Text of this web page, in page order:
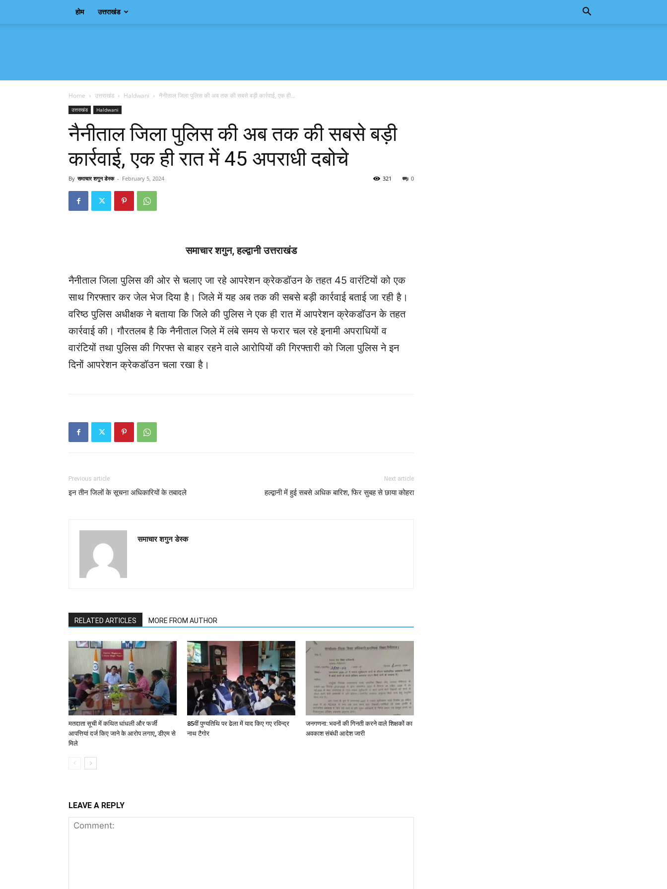
होम उत्तराखंड
Home उत्तराखंड Haldwani नैनीताल जिला पुलिस की अब तक की सबसे बड़ी कार्रवाई, एक ही...
उत्तराखंड Haldwani
नैनीताल जिला पुलिस की अब तक की सबसे बड़ी
कार्रवाई, एक ही रात में 45 अपराधी दबोचे
By समाचार शगुन डेस्क - February 5, 2024 0
321
समाचार शगुन, हल्द्वानी उत्तराखंड
नैनीताल जिला पुलिस की ओर से चलाए जा रहे आपरेशन क्रेकडॉउन के तहत 45 वारंटियों को एक
साथ गिरफ्तार कर जेल भेज दिया है। जिले में यह अब तक की सबसे बड़ी कार्रवाई बताई जा रही है।
वरिष्ठ पुलिस अधीक्षक ने बताया कि जिले की पुलिस ने एक ही रात में आपरेशन क्रेकडॉउन के तहत
कार्रवाई की। गौरतलब है कि नैनीताल जिले में लंबे समय से फरार चल रहे इनामी अपराधियों व
वारंटियों तथा पुलिस की गिरफ्त से बाहर रहने वाले आरोपियों की गिरफ्तारी को जिला पुलिस ने इन
दिनों आपरेशन क्रेकडॉउन चला रखा है।
Previous article
इन तीन जिलों के सूचना अधिकारियों के तबादले
Next article
हल्द्वानी में हुई सबसे अधिक बारिश, फिर सुबह से छाया कोहरा
समाचार शगुन डेस्क
RELATED ARTICLES MORE FROM AUTHOR
मतदाता सूची में कथित धांधली और फर्जी
आपत्तियां दर्ज किए जाने के आरोप लगाए, डीएम से
मिले
85वीं पुण्यतिथि पर ढेला में याद किए गए रविन्द्र
नाथ टैगोर
जनगणना: भवनों की गिनती करने वाले शिक्षकों का
अवकाश संबंधी आदेश जारी
LEAVE A REPLY